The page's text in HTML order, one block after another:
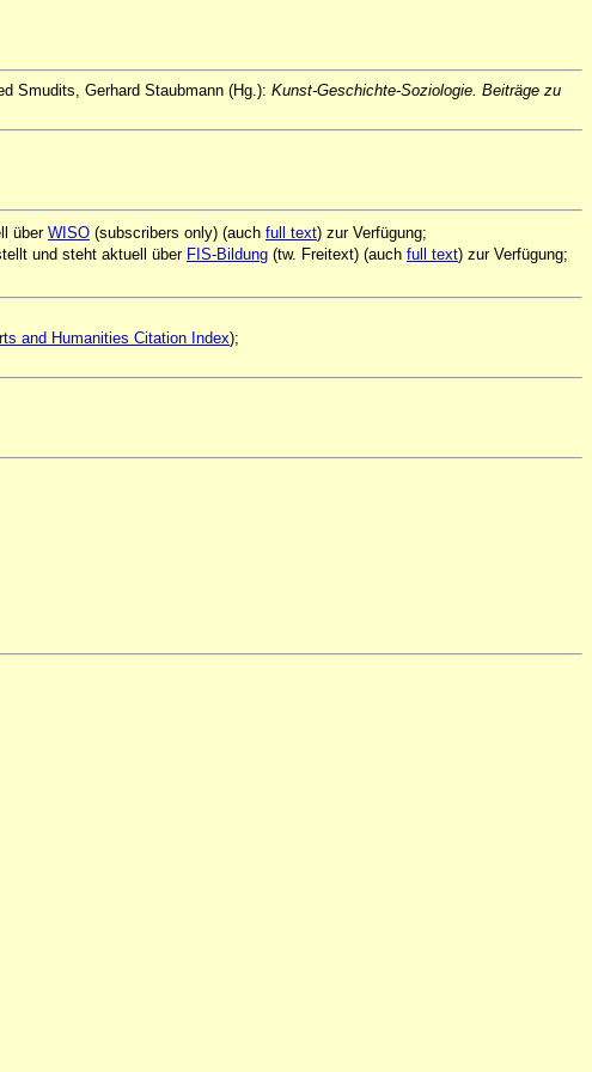
Smudits, Gerhard Staubmann (Hg.): Kunst-Geschichte-Soziologie. Beiträge zu
über WISO (subscribers only) (auch full text) zur Verfügung;
und steht aktuell über FIS-Bildung (tw. Freitext) (auch full text) zur Verfügung;
and Humanities Citation Index);